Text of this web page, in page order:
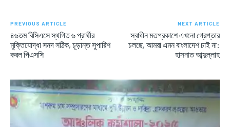
PREVIOUS ARTICLE
৪৬তম বিসিএসে স্থগিত ৬ প্রার্থীর
মুক্তিযোদ্ধা সনদ সঠিক, চূড়ান্ত সুপারিশ
করল পিএসসি
NEXT ARTICLE
স্বাধীন মতপ্রকাশে এখনো গ্রেপ্তার
চলছে, আমরা এমন বাংলাদেশ চাই না:
হাসনাত আব্দুল্লাহ